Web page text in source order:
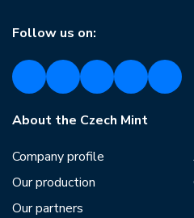
Follow us on:
About the Czech Mint
Company profile
Our production
Our partners